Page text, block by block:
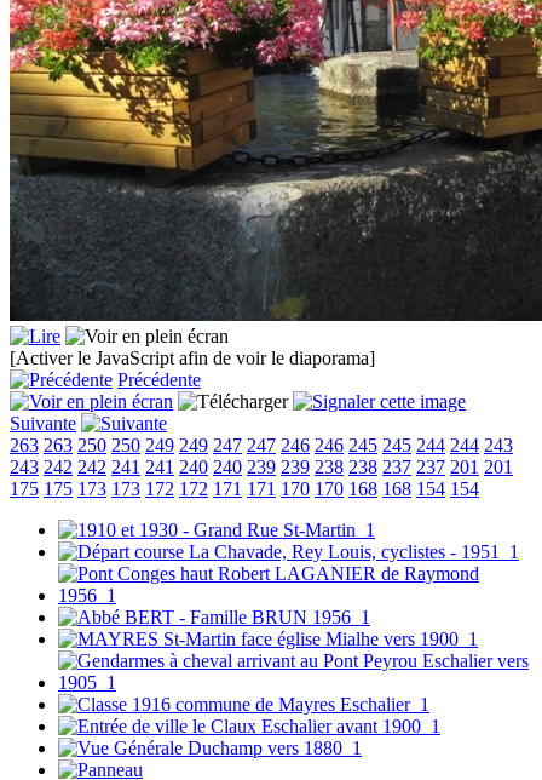
[Activer le JavaScript afin de voir le diaporama]
Précédente
Suivante
263 263 250 250 249 249 247 247 246 246 245 245 244 244 243
243 242 242 241 241 240 240 239 239 238 238 237 237 201 201
175 175 173 173 172 172 171 171 170 170 168 168 154 154